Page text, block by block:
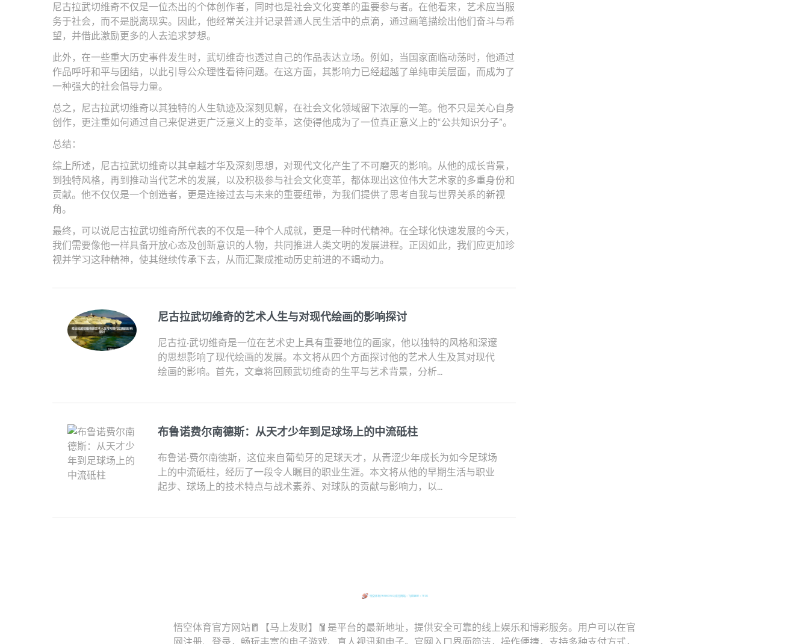
尼古拉武切维奇不仅是一位杰出的个体创作者，同时也是社会文化变革的重要参与者。在他看来，艺术应当服
务于社会，而不是脱离现实。因此，他经常关注并记录普通人民生活中的点滴，通过画笔描绘出他们奋斗与希
望，并借此激励更多的人去追求梦想。
此外，在一些重大历史事件发生时，武切维奇也透过自己的作品表达立场。例如，当国家面临动荡时，他通过
作品呼吁和平与团结，以此引导公众理性看待问题。在这方面，其影响力已经超越了单纯审美层面，而成为了
一种强大的社会倡导力量。
总之，尼古拉武切维奇以其独特的人生轨迹及深刻见解，在社会文化领域留下浓厚的一笔。他不只是关心自身
创作，更注重如何通过自己来促进更广泛意义上的变革，这使得他成为了一位真正意义上的“公共知识分子”。
总结：
综上所述，尼古拉武切维奇以其卓越才华及深刻思想，对现代文化产生了不可磨灭的影响。从他的成长背景，
到独特风格，再到推动当代艺术的发展，以及积极参与社会文化变革，都体现出这位伟大艺术家的多重身份和
贡献。他不仅仅是一个创造者，更是连接过去与未来的重要纽带，为我们提供了思考自我与世界关系的新视
角。
最终，可以说尼古拉武切维奇所代表的不仅是一种个人成就，更是一种时代精神。在全球化快速发展的今天，
我们需要像他一样具备开放心态及创新意识的人物，共同推进人类文明的发展进程。正因如此，我们应更加珍
视并学习这种精神，使其继续传承下去，从而汇聚成推动历史前进的不竭动力。
尼古拉武切维奇的艺术人生与对现代绘画的影响探讨
尼古拉·武切维奇是一位在艺术史上具有重要地位的画家，他以独特的风格和深邃
的思想影响了现代绘画的发展。本文将从四个方面探讨他的艺术人生及其对现代
绘画的影响。首先，文章将回顾武切维奇的生平与艺术背景，分析...
布鲁诺费尔南德斯：从天才少年到足球场上的中流砥柱
布鲁诺·费尔南德斯，这位来自葡萄牙的足球天才，从青涩少年成长为如今足球场
上的中流砥柱，经历了一段令人瞩目的职业生涯。本文将从他的早期生活与职业
起步、球场上的技术特点与战术素养、对球队的贡献与影响力，以...
悟空体育官方网站🧧【马上发财】🧧是平台的最新地址，提供安全可靠的线上娱乐和博彩服务。用户可以在官
网注册、登录，畅玩丰富的电子游戏、真人视讯和电子。官网入口界面简洁，操作便捷，支持多种支付方式，